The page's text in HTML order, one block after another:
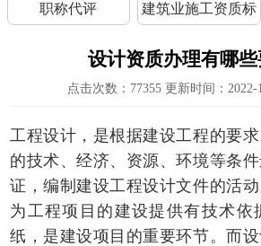
职称代评 建筑业施工资质标
设计资质办理有哪些
点击次数： 77355更新时间：2022-
工程设计，是根据建设工程的要
的技术、经济、资源、环境等条
证，编制建设工程设计文件的活
为工程项目的建设提供有技术依
纸，是建设项目的重要环节。而